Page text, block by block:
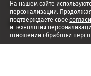
На нашем сайте
персонализации.
подтверждаете свое
и технологий
отношении обработки
2026